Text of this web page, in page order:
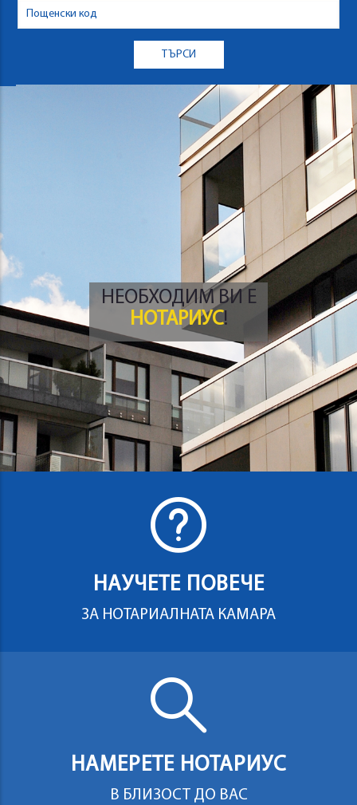
НЕОБХОДИМ ВИ Е
НОТАРИУС!
НАУЧЕТЕ ПОВЕЧЕ
ЗА НОТАРИАЛНАТА КАМАРА
НАМЕРЕТЕ НОТАРИУС
В БЛИЗОСТ ДО ВАС